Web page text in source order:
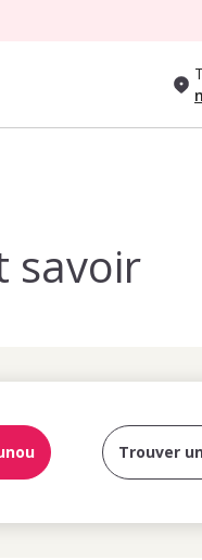
savoir
Trouver